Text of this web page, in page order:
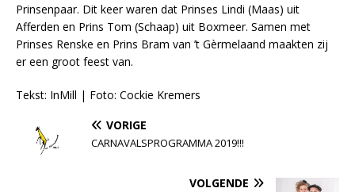
Prinsenpaar. Dit keer waren dat Prinses Lindi (Maas) uit
Afferden en Prins Tom (Schaap) uit Boxmeer. Samen met
Prinses Renske en Prins Bram van ’t Gèrmelaand maakten zij
er een groot feest van.
Tekst: InMill | Foto: Cockie Kremers
VORIGE
CARNAVALSPROGRAMMA 2019!!!
VOLGENDE